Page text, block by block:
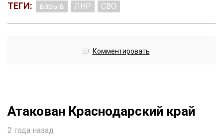
ТЕГИ: взрыв ЛНР СВО
Комментировать
Атакован Краснодарский край
2 года назад